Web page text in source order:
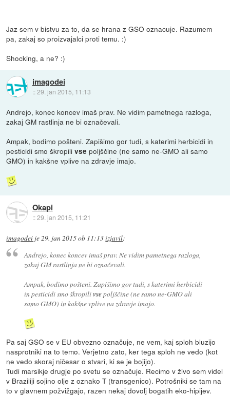
Jaz sem v bistvu za to, da se hrana z GSO oznacuje. Razumem
pa, zakaj so proizvajalci proti temu. :)
Shocking, a ne? :)
imagodei
::29. jan 2015, 11:13
Andrejo, konec koncev imaš prav. Ne vidim pametnega razloga,
zakaj GM rastlinja ne bi označevali.
Ampak, bodimo pošteni. Zapišimo gor tudi, s katerimi herbicidi in
pesticidi smo škropilivse poljščine (ne samo ne-GMO ali samo
GMO) in kakšne vplive na zdravje imajo.
Okapi
::29. jan 2015, 11:21
imagodei je 29. jan 2015 ob 11:13izjavil:
Andrejo, konec koncev imaš prav. Ne vidim pametnega razloga,
zakaj GM rastlinja ne bi označevali.
Ampak, bodimo pošteni. Zapišimo gor tudi, s katerimi herbicidi
in pesticidi smo škropilivsepoljščine (ne samo ne-GMO ali
samo GMO) in kakšne vplive na zdravje imajo.
Pa saj GSO se v EU obvezno označuje, ne vem, kaj sploh bluzijo
nasprotniki na to temo. Verjetno zato, ker tega sploh ne vedo (kot
ne vedo skoraj ničesar o stvari, ki se je bojijo).
Tudi marsikje drugje po svetu se označuje. Recimo v živo sem videl
v Braziliji sojino olje z oznako T (transgenico). Potrošniki se tam na
to v glavnem požvižgajo, razen nekaj dovolj bogatih eko-hipijev.